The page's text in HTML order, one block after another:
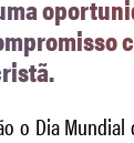
o Dia Mundial